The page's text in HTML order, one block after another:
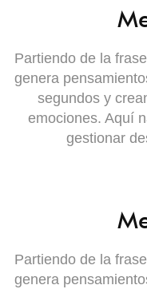
Partiendo de la
genera
segundos y
emociones. Aquí
gestionar
Partiendo de la
genera